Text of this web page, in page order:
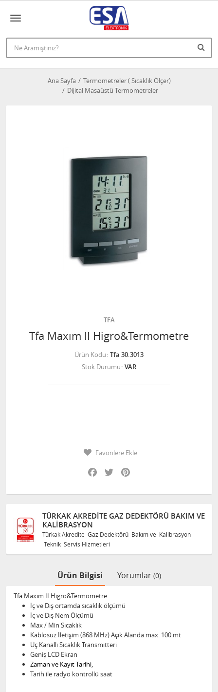
Ana Sayfa
Termometreler ( Sıcaklık Ölçer)
Dijital Masaüstü Termometreler
TFA
Tfa Maxım II Higro&Termometre
Ürün Kodu Tfa 30.3013
Stok Durumu VAR
Favorilere Ekle
Facebook
Twitter
TÜRKAK AKREDITE GAZ DEDEKTÖRÜ BAKIM VE
KALIBRASYON
Türkak Akredite Gaz Dedektörü Bakım ve Kalibrasyon
Teknik Servis Hizmetleri
Ürün Bilgisi Yorumlar (0)
Tfa Maxım II Higro&Termometre
İç ve Dış ortamda sıcaklık ölçümü
İç ve Dış Nem Ölçümü
Max / Min Sıcaklık
Kablosuz İletişim (868 MHz) Açık Alanda max. 100 mt
Üç Kanallı Sıcaklık Transmitteri
Geniş LCD Ekran
Zaman ve Kayıt Tarihi,
Tarih ile radyo kontrollü saat